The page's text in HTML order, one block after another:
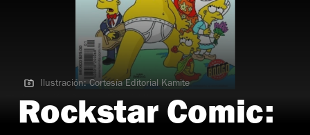
Ilustración: Cortesía Editorial Kamite
Ilustración: Cortesía Editorial Kamite
Rockstar Comic: